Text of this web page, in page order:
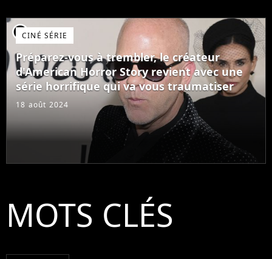
player2CINÉ SÉRIE
Préparez-vous à trembler, le créateur
d'American Horror Story revient avec une
série horrifique qui va vous traumatiser
18 août 2024
MOTS CLÉS